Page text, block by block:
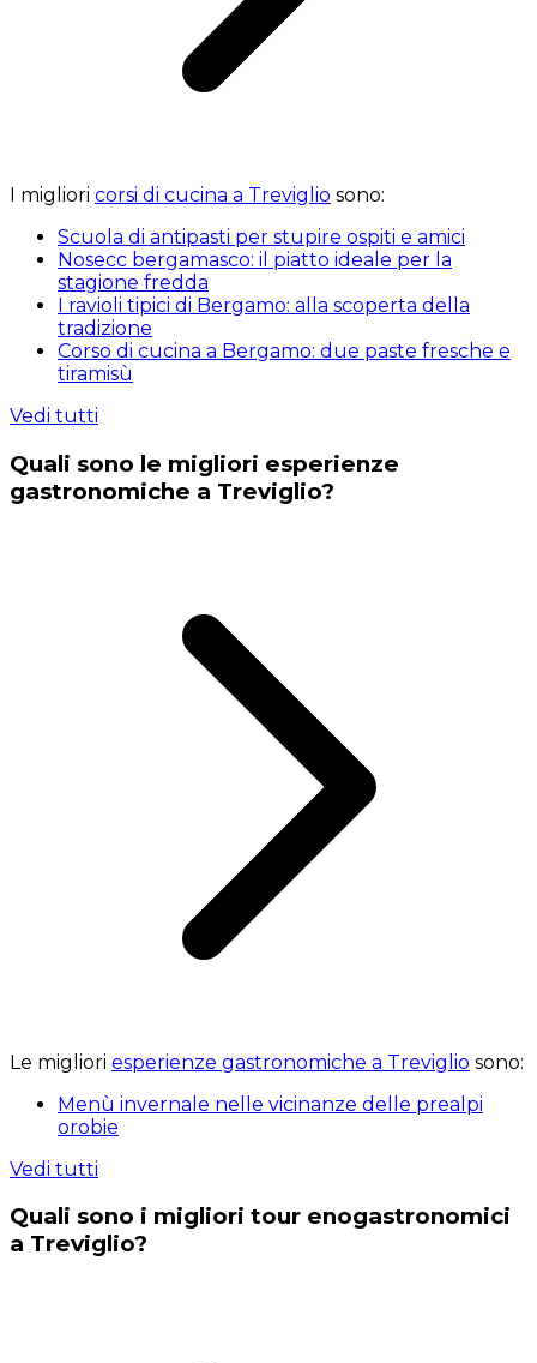
I migliori corsi di cucina a Treviglio sono:
Scuola di antipasti per stupire ospiti e amici
Nosecc bergamasco: il piatto ideale per la
stagione fredda
I ravioli tipici di Bergamo: alla scoperta della
tradizione
Corso di cucina a Bergamo: due paste fresche e
tiramisù
Vedi tutti
Quali sono le migliori esperienze
gastronomiche a Treviglio?
Le migliori esperienze gastronomiche a Treviglio sono:
Menù invernale nelle vicinanze delle prealpi
orobie
Vedi tutti
Quali sono i migliori tour enogastronomici
a Treviglio?